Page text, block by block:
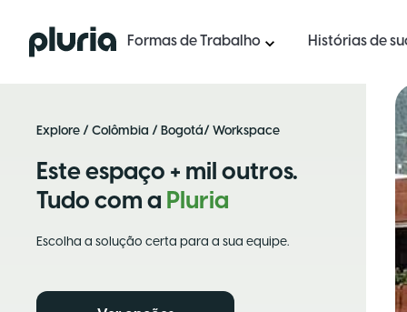
Logo Pluria Formas de Trabalho Histórias de
Explore / Colômbia / Bogotá/ Workspace
Este espaço + mil outros.
Tudo com a Pluria
Escolha a solução certa para a sua equipe.